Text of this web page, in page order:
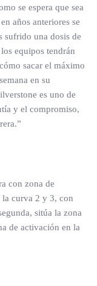
se espera que sea
años anteriores se
sufrido una dosis de
equipos tendrán
sacar el máximo
en su
es uno de
y el compromiso,
con zona de
la curva 2 y 3, con
sitúa la zona
de activación en la